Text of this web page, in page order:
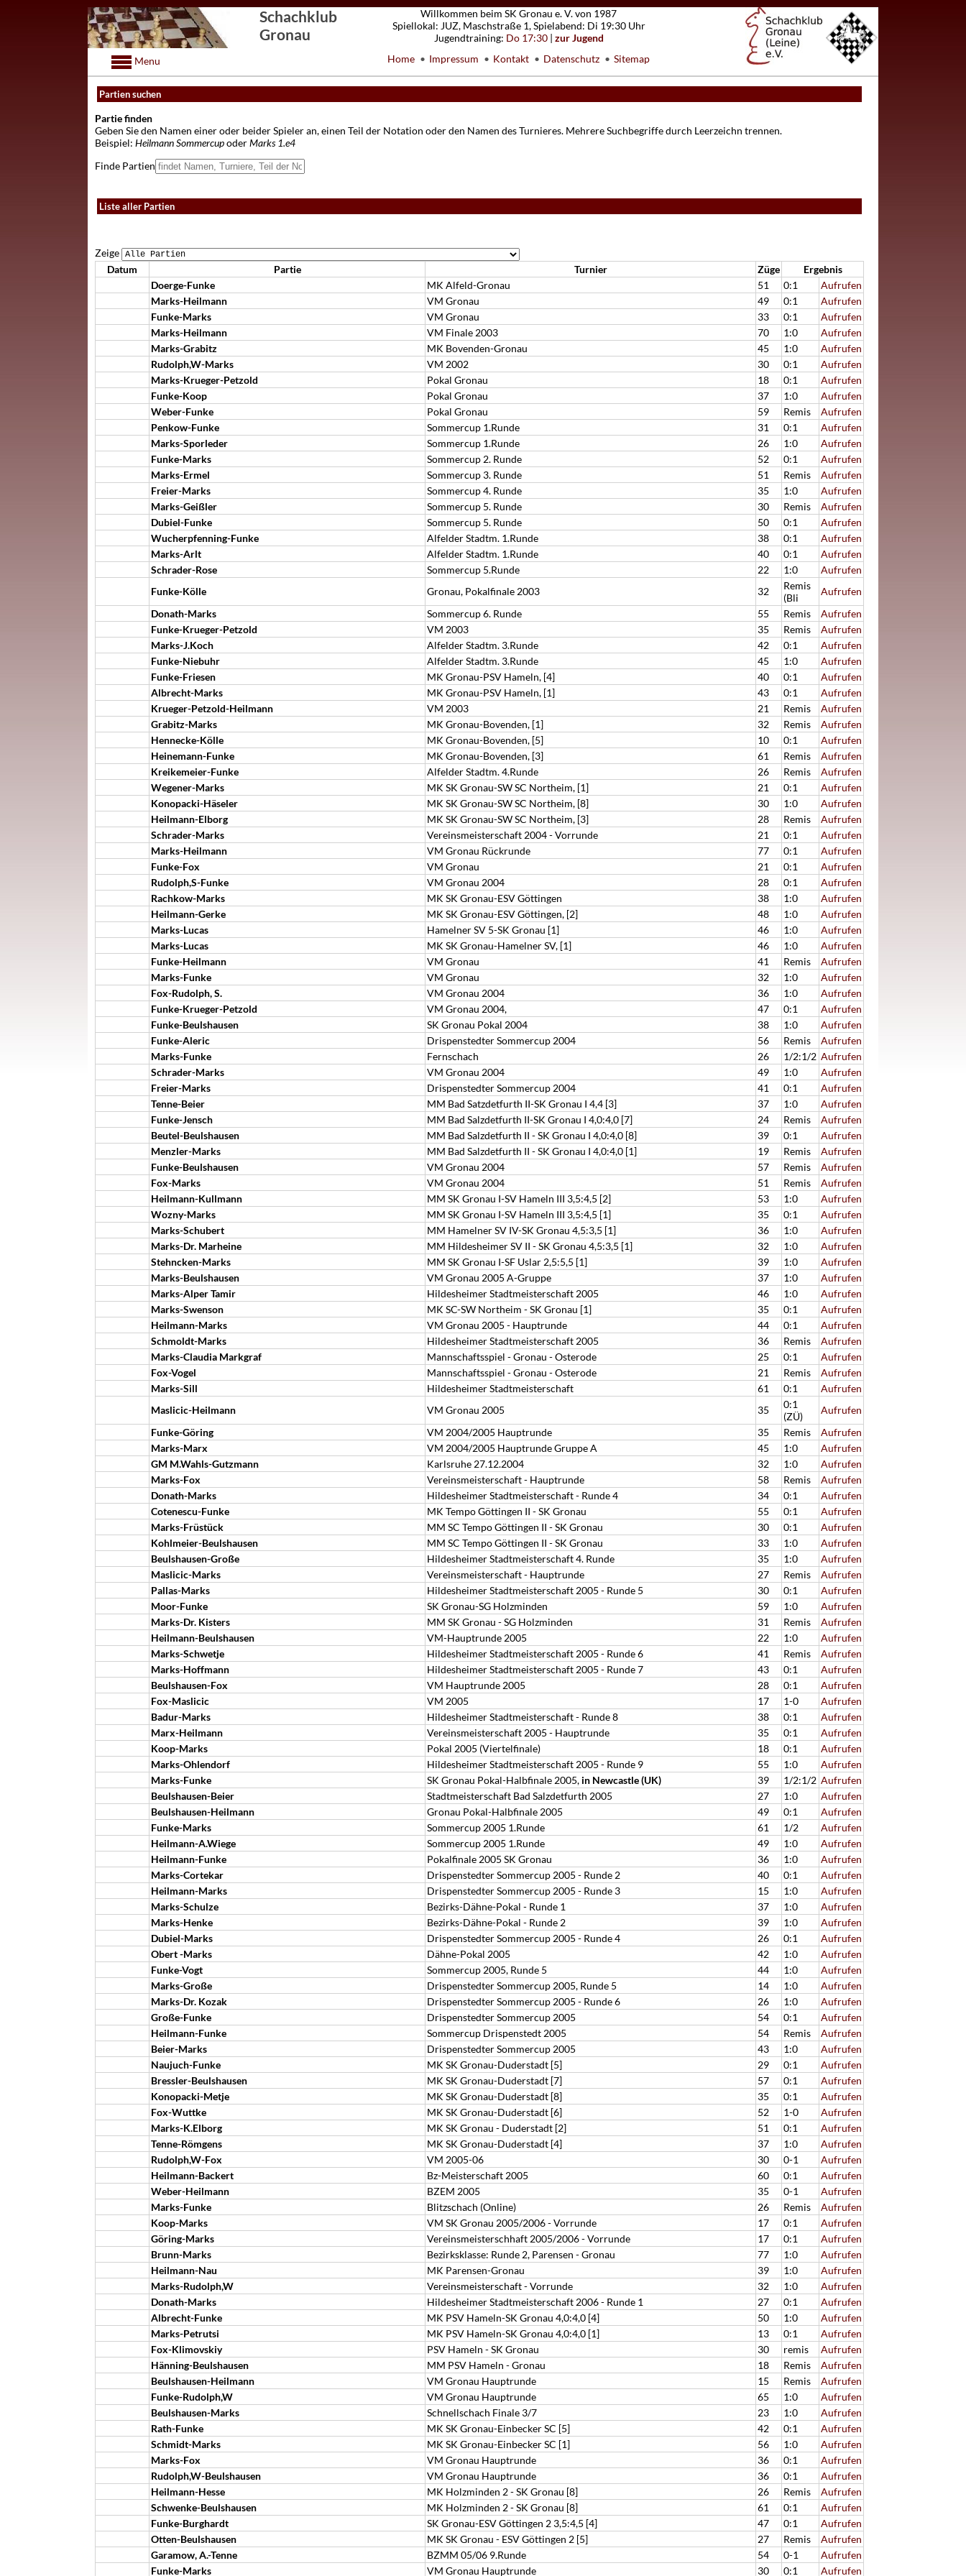
Menu
Schachklub
Gronau
Willkommen beim SK Gronau e. V. von 1987
Spiellokal: JUZ, Maschstraße 1, Spielabend: Di 19:30 Uhr
Jugendtraining: Do 17:30| zur Jugend
Home
Impressum Kontakt Datenschutz Sitemap
Partien suchen
Partie finden
Geben Sie den Namen einer oder beider Spieler an, einen Teil der Notation oder den Namen des Turnieres. Mehrere Suchbegriffe durch Leerzeichn trennen.
Beispiel: Heilmann SommercupoderMarks 1.e4
Finde Partien
Liste aller Partien
Zeige
Datum
Partie Turnier Züge
Ergebnis
Doerge-Funke
MK Alfeld-Gronau 51 0:1
Aufrufen
Marks-Heilmann
VM Gronau 49 0:1
Aufrufen
Funke-Marks
VM Gronau 33 0:1
Aufrufen
Marks-Heilmann
VM Finale 2003 70 1:0
Aufrufen
Marks-Grabitz
MK Bovenden-Gronau 45 1:0
Aufrufen
Rudolph,W-Marks
VM 2002 30 0:1
Aufrufen
Marks-Krueger-Petzold
Pokal Gronau 18 0:1
Aufrufen
Funke-Koop
Pokal Gronau 37 1:0
Aufrufen
Weber-Funke
Pokal Gronau 59 Remis
Aufrufen
Penkow-Funke
Sommercup 1.Runde 31 0:1
Aufrufen
Marks-Sporleder
Sommercup 1.Runde 26 1:0
Aufrufen
Funke-Marks
Sommercup 2. Runde 52 0:1
Aufrufen
Marks-Ermel
Sommercup 3. Runde 51 Remis
Aufrufen
Freier-Marks
Sommercup 4. Runde 35 1:0
Aufrufen
Marks-Geißler
Sommercup 5. Runde 30 Remis
Aufrufen
Dubiel-Funke
Sommercup 5. Runde 50 0:1
Aufrufen
Wucherpfenning-Funke
Alfelder Stadtm. 1.Runde 38 0:1
Aufrufen
Marks-Arlt
Alfelder Stadtm. 1.Runde 40 0:1
Aufrufen
Schrader-Rose
Sommercup 5.Runde 22 1:0
Aufrufen
Funke-Kölle
Gronau, Pokalfinale 2003 32
Remis
(Bli
Aufrufen
Donath-Marks
Sommercup 6. Runde 55 Remis
Aufrufen
Funke-Krueger-Petzold
VM 2003 35 Remis
Aufrufen
Marks-J.Koch
Alfelder Stadtm. 3.Runde 42 0:1
Aufrufen
Funke-Niebuhr
Alfelder Stadtm. 3.Runde 45 1:0
Aufrufen
Funke-Friesen
MK Gronau-PSV Hameln, [4] 40 0:1
Aufrufen
Albrecht-Marks
MK Gronau-PSV Hameln, [1] 43 0:1
Aufrufen
Krueger-Petzold-Heilmann
VM 2003 21 Remis
Aufrufen
Grabitz-Marks
MK Gronau-Bovenden, [1] 32 Remis
Aufrufen
Hennecke-Kölle
MK Gronau-Bovenden, [5] 10 0:1
Aufrufen
Heinemann-Funke
MK Gronau-Bovenden, [3] 61 Remis
Aufrufen
Kreikemeier-Funke
Alfelder Stadtm. 4.Runde 26 Remis
Aufrufen
Wegener-Marks
MK SK Gronau-SW SC Northeim, [1] 21 0:1
Aufrufen
Konopacki-Häseler
MK SK Gronau-SW SC Northeim, [8] 30 1:0
Aufrufen
Heilmann-Elborg
MK SK Gronau-SW SC Northeim, [3] 28 Remis
Aufrufen
Schrader-Marks
Vereinsmeisterschaft 2004 - Vorrunde 21 0:1
Aufrufen
Marks-Heilmann
VM Gronau Rückrunde 77 0:1
Aufrufen
Funke-Fox
VM Gronau 21 0:1
Aufrufen
Rudolph,S-Funke
VM Gronau 2004 28 0:1
Aufrufen
Rachkow-Marks
MK SK Gronau-ESV Göttingen 38 1:0
Aufrufen
Heilmann-Gerke
MK SK Gronau-ESV Göttingen, [2] 48 1:0
Aufrufen
Marks-Lucas
Hamelner SV 5-SK Gronau [1] 46 1:0
Aufrufen
Marks-Lucas
MK SK Gronau-Hamelner SV, [1] 46 1:0
Aufrufen
Funke-Heilmann
VM Gronau 41 Remis
Aufrufen
Marks-Funke
VM Gronau 32 1:0
Aufrufen
Fox-Rudolph, S.
VM Gronau 2004 36 1:0
Aufrufen
Funke-Krueger-Petzold
VM Gronau 2004, 47 0:1
Aufrufen
Funke-Beulshausen
SK Gronau Pokal 2004 38 1:0
Aufrufen
Funke-Aleric
Drispenstedter Sommercup 2004 56 Remis
Aufrufen
Marks-Funke
Fernschach 26 1/2:1/2 Aufrufen
Schrader-Marks
VM Gronau 2004 49 1:0
Aufrufen
Freier-Marks
Drispenstedter Sommercup 2004 41 0:1
Aufrufen
Tenne-Beier
MM Bad Satzdetfurth II-SK Gronau I 4,4 [3] 37 1:0
Aufrufen
Funke-Jensch
MM Bad Salzdetfurth II-SK Gronau I 4,0:4,0 [7] 24 Remis
Aufrufen
Beutel-Beulshausen
MM Bad Salzdetfurth II - SK Gronau I 4,0:4,0 [8] 39 0:1
Aufrufen
Menzler-Marks
MM Bad Salzdetfurth II - SK Gronau I 4,0:4,0 [1] 19 Remis
Aufrufen
Funke-Beulshausen
VM Gronau 2004 57 Remis
Aufrufen
Fox-Marks
VM Gronau 2004 51 Remis
Aufrufen
Heilmann-Kullmann
MM SK Gronau I-SV Hameln III 3,5:4,5 [2] 53 1:0
Aufrufen
Wozny-Marks
MM SK Gronau I-SV Hameln III 3,5:4,5 [1] 35 0:1
Aufrufen
Marks-Schubert
MM Hamelner SV IV-SK Gronau 4,5:3,5 [1] 36 1:0
Aufrufen
Marks-Dr. Marheine
MM Hildesheimer SV II - SK Gronau 4,5:3,5 [1] 32 1:0
Aufrufen
Stehncken-Marks
MM SK Gronau I-SF Uslar 2,5:5,5 [1] 39 1:0
Aufrufen
Marks-Beulshausen
VM Gronau 2005 A-Gruppe 37 1:0
Aufrufen
Marks-Alper Tamir
Hildesheimer Stadtmeisterschaft 2005 46 1:0
Aufrufen
Marks-Swenson
MK SC-SW Northeim - SK Gronau [1] 35 0:1
Aufrufen
Heilmann-Marks
VM Gronau 2005 - Hauptrunde 44 0:1
Aufrufen
Schmoldt-Marks
Hildesheimer Stadtmeisterschaft 2005 36 Remis
Aufrufen
Marks-Claudia Markgraf
Mannschaftsspiel - Gronau - Osterode 25 0:1
Aufrufen
Fox-Vogel
Mannschaftsspiel - Gronau - Osterode 21 Remis
Aufrufen
Marks-Sill
Hildesheimer Stadtmeisterschaft 61 0:1
Aufrufen
Maslicic-Heilmann
VM Gronau 2005 35
0:1
(ZÜ)
Aufrufen
Funke-Göring
VM 2004/2005 Hauptrunde 35 Remis
Aufrufen
Marks-Marx
VM 2004/2005 Hauptrunde Gruppe A 45 1:0
Aufrufen
GM M.Wahls-Gutzmann
Karlsruhe 27.12.2004 32 1:0
Aufrufen
Marks-Fox
Vereinsmeisterschaft - Hauptrunde 58 Remis
Aufrufen
Donath-Marks
Hildesheimer Stadtmeisterschaft - Runde 4 34 0:1
Aufrufen
Cotenescu-Funke
MK Tempo Göttingen II - SK Gronau 55 0:1
Aufrufen
Marks-Früstück
MM SC Tempo Göttingen II - SK Gronau 30 0:1
Aufrufen
Kohlmeier-Beulshausen
MM SC Tempo Göttingen II - SK Gronau 33 1:0
Aufrufen
Beulshausen-Große
Hildesheimer Stadtmeisterschaft 4. Runde 35 1:0
Aufrufen
Maslicic-Marks
Vereinsmeisterschaft - Hauptrunde 27 Remis
Aufrufen
Pallas-Marks
Hildesheimer Stadtmeisterschaft 2005 - Runde 5 30 0:1
Aufrufen
Moor-Funke
SK Gronau-SG Holzminden 59 1:0
Aufrufen
Marks-Dr. Kisters
MM SK Gronau - SG Holzminden 31 Remis
Aufrufen
Heilmann-Beulshausen
VM-Hauptrunde 2005 22 1:0
Aufrufen
Marks-Schwetje
Hildesheimer Stadtmeisterschaft 2005 - Runde 6 41 Remis
Aufrufen
Marks-Hoffmann
Hildesheimer Stadtmeisterschaft 2005 - Runde 7 43 0:1
Aufrufen
Beulshausen-Fox
VM Hauptrunde 2005 28 0:1
Aufrufen
Fox-Maslicic
VM 2005 17 1-0
Aufrufen
Badur-Marks
Hildesheimer Stadtmeisterschaft - Runde 8 38 0:1
Aufrufen
Marx-Heilmann
Vereinsmeisterschaft 2005 - Hauptrunde 35 0:1
Aufrufen
Koop-Marks
Pokal 2005 (Viertelfinale) 18 0:1
Aufrufen
Marks-Ohlendorf
Hildesheimer Stadtmeisterschaft 2005 - Runde 9 55 1:0
Aufrufen
Marks-Funke
SK Gronau Pokal-Halbfinale 2005, in Newcastle (UK) 39 1/2:1/2 Aufrufen
Beulshausen-Beier
Stadtmeisterschaft Bad Salzdetfurth 2005 27 1:0
Aufrufen
Beulshausen-Heilmann
Gronau Pokal-Halbfinale 2005 49 0:1
Aufrufen
Funke-Marks
Sommercup 2005 1.Runde 61 1/2
Aufrufen
Heilmann-A.Wiege
Sommercup 2005 1.Runde 49 1:0
Aufrufen
Heilmann-Funke
Pokalfinale 2005 SK Gronau 36 1:0
Aufrufen
Marks-Cortekar
Drispenstedter Sommercup 2005 - Runde 2 40 0:1
Aufrufen
Heilmann-Marks
Drispenstedter Sommercup 2005 - Runde 3 15 1:0
Aufrufen
Marks-Schulze
Bezirks-Dähne-Pokal - Runde 1 37 1:0
Aufrufen
Marks-Henke
Bezirks-Dähne-Pokal - Runde 2 39 1:0
Aufrufen
Dubiel-Marks
Drispenstedter Sommercup 2005 - Runde 4 26 0:1
Aufrufen
Obert -Marks
Dähne-Pokal 2005 42 1:0
Aufrufen
Funke-Vogt
Sommercup 2005, Runde 5 44 1:0
Aufrufen
Marks-Große
Drispenstedter Sommercup 2005, Runde 5 14 1:0
Aufrufen
Marks-Dr. Kozak
Drispenstedter Sommercup 2005 - Runde 6 26 1:0
Aufrufen
Große-Funke
Drispenstedter Sommercup 2005 54 0:1
Aufrufen
Heilmann-Funke
Sommercup Drispenstedt 2005 54 Remis
Aufrufen
Beier-Marks
Drispenstedter Sommercup 2005 43 1:0
Aufrufen
Naujuch-Funke
MK SK Gronau-Duderstadt [5] 29 0:1
Aufrufen
Bressler-Beulshausen
MK SK Gronau-Duderstadt [7] 57 0:1
Aufrufen
Konopacki-Metje
MK SK Gronau-Duderstadt [8] 35 0:1
Aufrufen
Fox-Wuttke
MK SK Gronau-Duderstadt [6] 52 1-0
Aufrufen
Marks-K.Elborg
MK SK Gronau - Duderstadt [2] 51 0:1
Aufrufen
Tenne-Römgens
MK SK Gronau-Duderstadt [4] 37 1:0
Aufrufen
Rudolph,W-Fox
VM 2005-06 30 0-1
Aufrufen
Heilmann-Backert
Bz-Meisterschaft 2005 60 0:1
Aufrufen
Weber-Heilmann
BZEM 2005 35 0-1
Aufrufen
Marks-Funke
Blitzschach (Online) 26 Remis
Aufrufen
Koop-Marks
VM SK Gronau 2005/2006 - Vorrunde 17 0:1
Aufrufen
Göring-Marks
Vereinsmeisterschhaft 2005/2006 - Vorrunde 17 0:1
Aufrufen
Brunn-Marks
Bezirksklasse: Runde 2, Parensen - Gronau 77 1:0
Aufrufen
Heilmann-Nau
MK Parensen-Gronau 39 1:0
Aufrufen
Marks-Rudolph,W
Vereinsmeisterschaft - Vorrunde 32 1:0
Aufrufen
Donath-Marks
Hildesheimer Stadtmeisterschaft 2006 - Runde 1 27 0:1
Aufrufen
Albrecht-Funke
MK PSV Hameln-SK Gronau 4,0:4,0 [4] 50 1:0
Aufrufen
Marks-Petrutsi
MK PSV Hameln-SK Gronau 4,0:4,0 [1] 13 0:1
Aufrufen
Fox-Klimovskiy
PSV Hameln - SK Gronau 30 remis
Aufrufen
Hänning-Beulshausen
MM PSV Hameln - Gronau 18 Remis
Aufrufen
Beulshausen-Heilmann
VM Gronau Hauptrunde 15 Remis
Aufrufen
Funke-Rudolph,W
VM Gronau Hauptrunde 65 1:0
Aufrufen
Beulshausen-Marks
Schnellschach Finale 3/7 23 1:0
Aufrufen
Rath-Funke
MK SK Gronau-Einbecker SC [5] 42 0:1
Aufrufen
Schmidt-Marks
MK SK Gronau-Einbecker SC [1] 56 1:0
Aufrufen
Marks-Fox
VM Gronau Hauptrunde 36 0:1
Aufrufen
Rudolph,W-Beulshausen
VM Gronau Hauptrunde 36 0:1
Aufrufen
Heilmann-Hesse
MK Holzminden 2 - SK Gronau [8] 26 Remis
Aufrufen
Schwenke-Beulshausen
MK Holzminden 2 - SK Gronau [8] 61 0:1
Aufrufen
Funke-Burghardt
SK Gronau-ESV Göttingen 2 3,5:4,5 [4] 47 0:1
Aufrufen
Otten-Beulshausen
MK SK Gronau - ESV Göttingen 2 [5] 27 Remis
Aufrufen
Garamow, A.-Tenne
BZMM 05/06 9.Runde 54 0-1
Aufrufen
Funke-Marks
VM Gronau Hauptrunde 30 0:1 Aufrufen